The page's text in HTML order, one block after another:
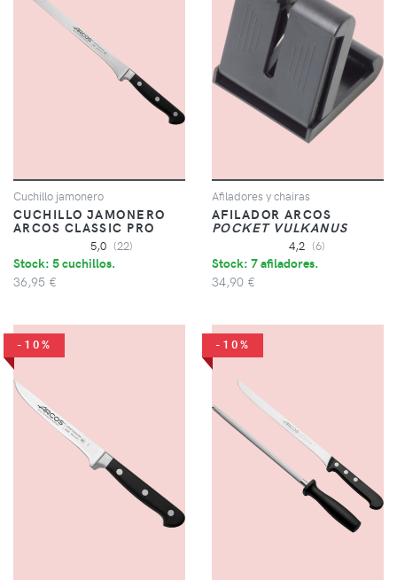
Cuchillo jamonero
CUCHILLO JAMONERO
ARCOS CLASSIC PRO
5,0 (22)
Stock: 5 cuchillos.
36,95 €
Afiladores y chairas
AFILADOR ARCOS
POCKET VULKANUS
4,2 (6)
Stock: 7 afiladores.
34,90 €
-10% -10%